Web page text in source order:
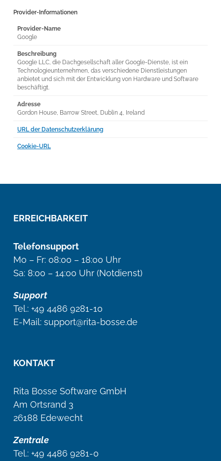
Provider-Informationen
Provider-Name
Google
Beschreibung
Google LLC, die Dachgesellschaft aller Google-Dienste, ist ein
Technologieunternehmen, das verschiedene Dienstleistungen
anbietet und sich mit der Entwicklung von Hardware und Software
beschäftigt.
Adresse
Gordon House, Barrow Street, Dublin 4, Ireland
URL der Datenschutzerklärung
Cookie-URL
ERREICHBARKEIT
Telefonsupport
Mo – Fr: 08:00 – 18:00 Uhr
Sa: 8:00 – 14:00 Uhr (Notdienst)
Support
Tel.: +49 4486 9281-10
E-Mail: support@rita-bosse.de
KONTAKT
Rita Bosse Software GmbH
Am Ortsrand 3
26188 Edewecht
Zentrale
Tel.: +49 4486 9281-0